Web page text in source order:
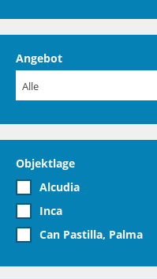
Angebot
Alle
Objektlage
Alcudia
Inca
Can Pastilla, Palma